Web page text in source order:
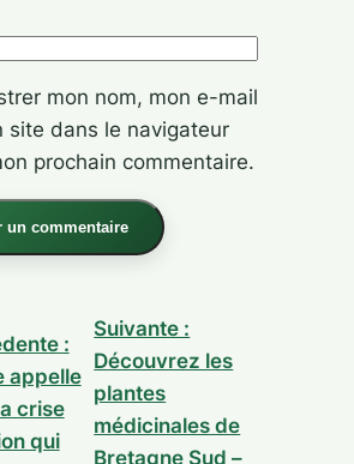
mon nom, mon e-mail
site dans le navigateur
prochain commentaire.
:
appelle
crise
qui
Suivante :
Découvrez les
plantes
médicinales de
Bretagne Sud –